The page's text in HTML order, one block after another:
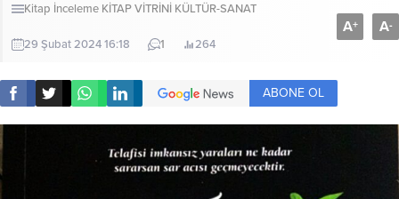
Kitap İnceleme KİTAP VİTRİNİ KÜLTÜR-SANAT
29 Şubat 2024 16:18 1 264
A+ A-
ABONE OL